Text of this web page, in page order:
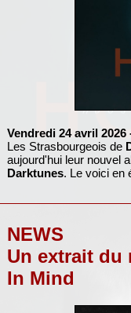
Vendredi 24 avril 2026
Les Strasbourgeois de
aujourd'hui leur nouvel
Darktunes. Le voici en
NEWS
Un extrait du
In Mind